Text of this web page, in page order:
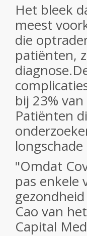
Het bleek
meest
die
patiënten,
bij 23%
Patiënten
"Omdat
pas enkele
Cao van
Capital